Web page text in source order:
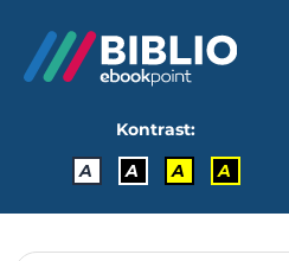
Kontrast:
A
A A A